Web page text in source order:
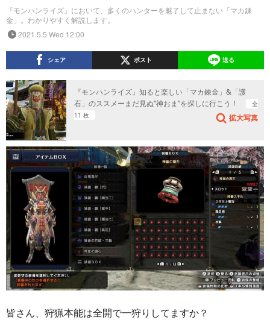
『モンハンライズ』において、多くのハンターを魅了して止まない「マカ錬
金」。わかりやすく解説します。
2021.5.5 Wed 12:00
シェア ポスト 送る
『モンハンライズ』知ると楽しい「マカ錬金」&「護
石」のススメーまだ見ぬ“神おま”を探しに行こう！
全
11 枚
拡大写真
皆さん、狩猟本能は全開で一狩りしてますか？